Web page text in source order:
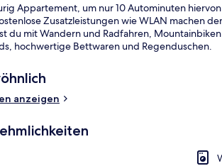
Appartement, um nur 10 Autominuten
Zusatzleistungen wie WLAN machen
du mit Wandern und Radfahren,
hochwertige Bettwaren und Regenduschen.
anzeigen